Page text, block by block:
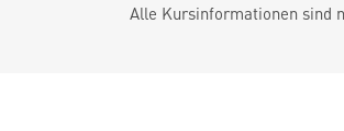
Alle Kursinformationen sind